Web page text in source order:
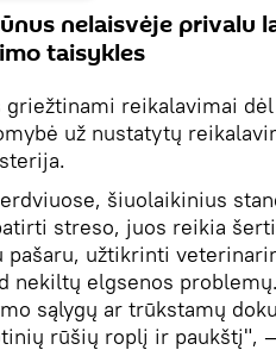
nelaisvėje privalu
taisykles
griežtinami reikalavimai
už nustatytų
šiuolaikinius
streso, juos reikia šerti
pašaru, užtikrinti
nekiltų elgsenos
sąlygų ar trūkstamų
rūšių roplį ir paukštį",